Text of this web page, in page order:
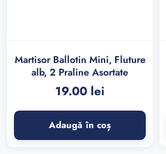
Martisor Ballotin Mini, Fluture
alb, 2 Praline Asortate
19.00 lei
Adaugă în coș